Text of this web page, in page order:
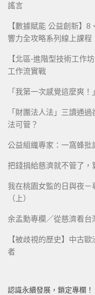
謠言
【數據賦能 公益創新】
響力全攻略系列線上課程
【北區-進階型技術工作
工作流實戰
「我第一次感覺這麼爽
「財團法人法」三讀通
法可管？
公益組織專家：一窩蜂批
把錢捐給慈濟就不管了，
我在桃園女監的日與夜
（上）
余孟勳專欄／從慈濟看台
【被歧視的歷史】中古
者
認識永續發展，鎖定專欄！